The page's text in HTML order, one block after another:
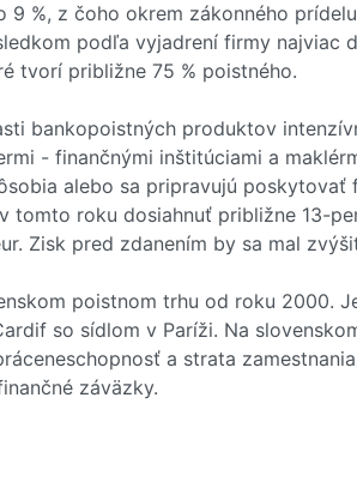
9 %, z čoho okrem zákonného
podľa vyjadrení firmy najviac
tvorí približne 75 % poistného.
bankopoistných produktov
- finančnými inštitúciami a
alebo sa pripravujú poskytovať
tomto roku dosiahnuť približne 13-
Zisk pred zdanením by sa mal
poistnom trhu od roku 2000.
so sídlom v Paríži. Na
a strata
záväzky.